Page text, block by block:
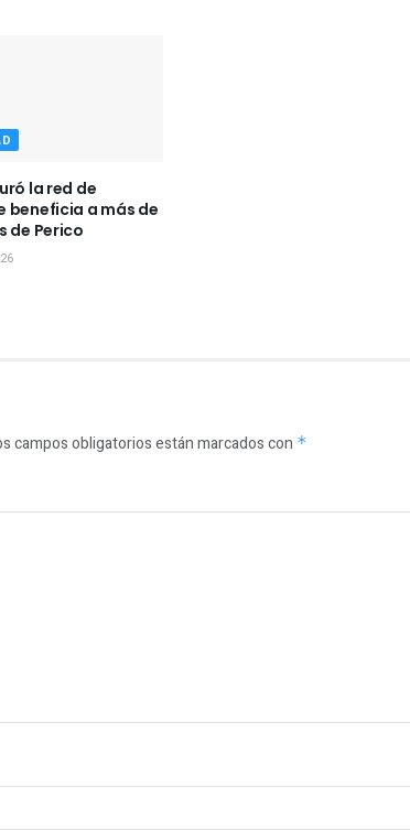
la red de
beneficia a más de
de Perico
campos obligatorios están marcados con *